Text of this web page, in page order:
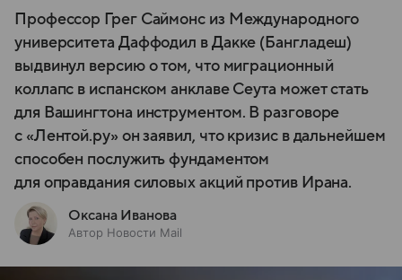
Профессор Грег Саймонс из Международного
университета Даффодил в Дакке (Бангладеш)
выдвинул версию о том, что миграционный
коллапс в испанском анклаве Сеута может стать
для Вашингтона инструментом. В разговоре
с «Лентой.ру» он заявил, что кризис в дальнейшем
способен послужить фундаментом
для оправдания силовых акций против Ирана.
Оксана Иванова
Автор Новости Mail